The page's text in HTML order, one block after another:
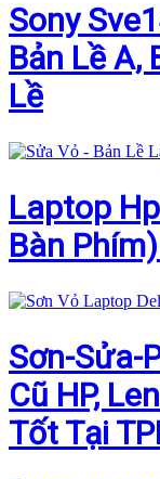
Sony
Bản Lề A,
Lề
Laptop
Bàn
Sơn-Sửa-
Cũ HP,
Tốt Tại